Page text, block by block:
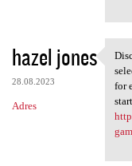
hazel jones
28.08.2023
Adres
for